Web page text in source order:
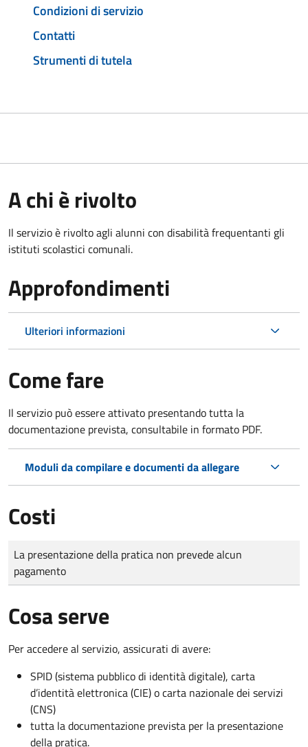
Condizioni di servizio
Contatti
Strumenti di tutela
A chi è rivolto
Il servizio è rivolto agli alunni con disabilità frequentanti gli
istituti scolastici comunali.
Approfondimenti
Ulteriori informazioni
Come fare
Il servizio può essere attivato presentando tutta la
documentazione prevista, consultabile in formato PDF.
Moduli da compilare e documenti da allegare
Costi
Tipo di pagamento
Importo
La presentazione della pratica non prevede alcun
pagamento
Cosa serve
Per accedere al servizio, assicurati di avere:
SPID (sistema pubblico di identità digitale), carta
d’identità elettronica (CIE) o carta nazionale dei servizi
(CNS)
tutta la documentazione prevista per la presentazione
della pratica.